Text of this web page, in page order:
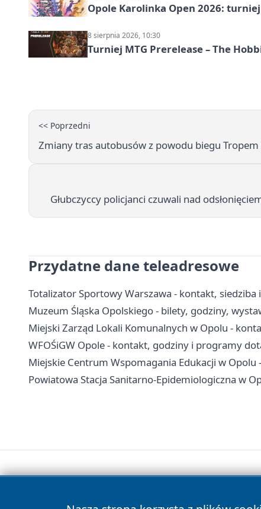
Opole Karolinka Open 2026:
8 sierpnia 2026, 10:30
Turniej MTG Prerelease – The
<< Poprzedni
Zmiany tras autobusów z powodu biegu
Głubczyccy policjanci czuwali nad
Przydatne dane teleadresowe
Totalizator Sportowy Warszawa - kontakt,
Muzeum Śląska Opolskiego - bilety, godziny,
Miejski Zarząd Lokali Komunalnych w Opolu -
WFOŚiGW Opole - kontakt, godziny i programy
Miejskie Centrum Wspomagania Edukacji w
Powiatowa Stacja Sanitarno-Epidemiologiczna w